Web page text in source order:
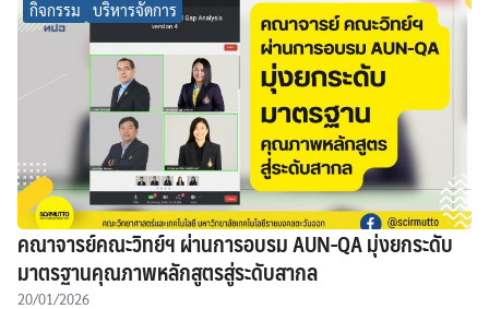
กิจกรรม บริหารจัดการ
คณาจารย์คณะวิทย์ฯ ผ่านการอบรม AUN-QA มุ่งยกระดับ
มาตรฐานคุณภาพหลักสูตรสู่ระดับสากล
20/01/2026